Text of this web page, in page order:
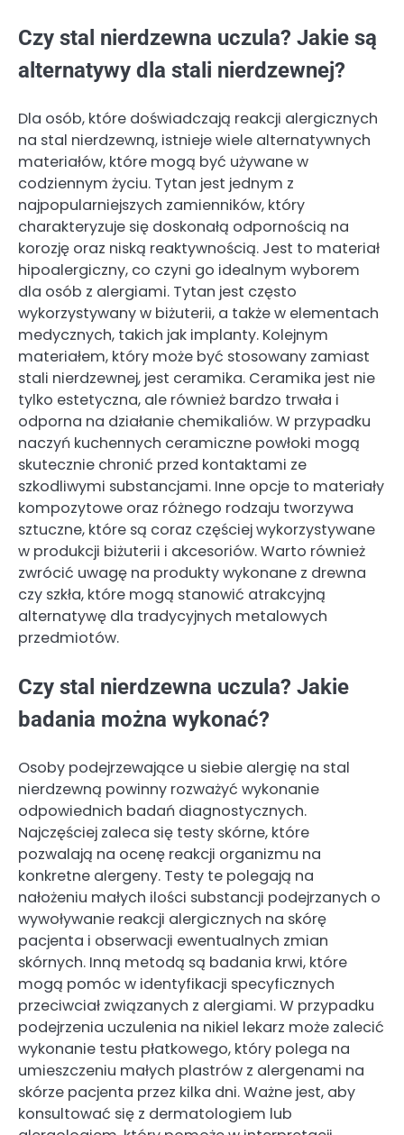
Czy stal nierdzewna uczula? Jakie są
alternatywy dla stali nierdzewnej?
Dla osób, które doświadczają reakcji alergicznych
na stal nierdzewną, istnieje wiele alternatywnych
materiałów, które mogą być używane w
codziennym życiu. Tytan jest jednym z
najpopularniejszych zamienników, który
charakteryzuje się doskonałą odpornością na
korozję oraz niską reaktywnością. Jest to materiał
hipoalergiczny, co czyni go idealnym wyborem
dla osób z alergiami. Tytan jest często
wykorzystywany w biżuterii, a także w elementach
medycznych, takich jak implanty. Kolejnym
materiałem, który może być stosowany zamiast
stali nierdzewnej, jest ceramika. Ceramika jest nie
tylko estetyczna, ale również bardzo trwała i
odporna na działanie chemikaliów. W przypadku
naczyń kuchennych ceramiczne powłoki mogą
skutecznie chronić przed kontaktami ze
szkodliwymi substancjami. Inne opcje to materiały
kompozytowe oraz różnego rodzaju tworzywa
sztuczne, które są coraz częściej wykorzystywane
w produkcji biżuterii i akcesoriów. Warto również
zwrócić uwagę na produkty wykonane z drewna
czy szkła, które mogą stanowić atrakcyjną
alternatywę dla tradycyjnych metalowych
przedmiotów.
Czy stal nierdzewna uczula? Jakie
badania można wykonać?
Osoby podejrzewające u siebie alergię na stal
nierdzewną powinny rozważyć wykonanie
odpowiednich badań diagnostycznych.
Najczęściej zaleca się testy skórne, które
pozwalają na ocenę reakcji organizmu na
konkretne alergeny. Testy te polegają na
nałożeniu małych ilości substancji podejrzanych o
wywoływanie reakcji alergicznych na skórę
pacjenta i obserwacji ewentualnych zmian
skórnych. Inną metodą są badania krwi, które
mogą pomóc w identyfikacji specyficznych
przeciwciał związanych z alergiami. W przypadku
podejrzenia uczulenia na nikiel lekarz może zalecić
wykonanie testu płatkowego, który polega na
umieszczeniu małych plastrów z alergenami na
skórze pacjenta przez kilka dni. Ważne jest, aby
konsultować się z dermatologiem lub